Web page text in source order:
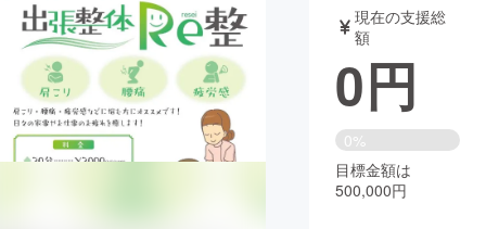
アート・写真 音楽
テクノロジー・ガジェット ゲーム・サ
映像・映画 書籍・雑誌
チャレンジ
現在の支援総
額
0円
0%
目標金額は
500,000円